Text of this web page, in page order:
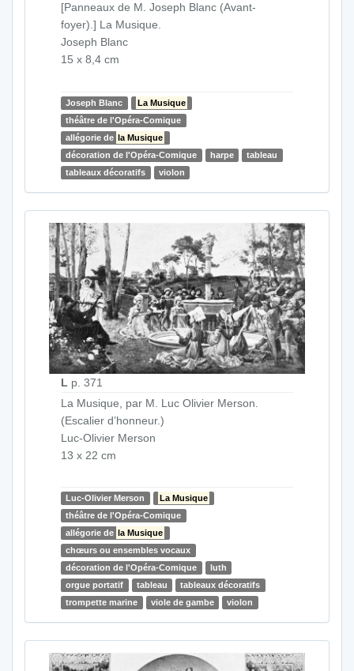
[Panneaux de M. Joseph Blanc (Avant-
foyer).] La Musique.
Joseph Blanc
15 x 8,4 cm
Joseph Blanc
La Musique
théâtre de l'Opéra-Comique
allégorie de la Musique
décoration de l'Opéra-Comique
harpe
tableau
tableaux décoratifs
violon
L p. 371
La Musique, par M. Luc Olivier Merson.
(Escalier d’honneur.)
Luc-Olivier Merson
13 x 22 cm
Luc-Olivier Merson
La Musique
théâtre de l'Opéra-Comique
allégorie de
la Musique
chœurs ou ensembles vocaux
décoration de l'Opéra-Comique
luth
orgue portatif
tableau
tableaux décoratifs
trompette marine
viole de gambe violon